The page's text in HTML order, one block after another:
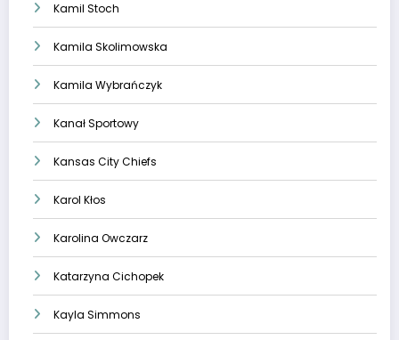
Kamil Stoch
Kamila Skolimowska
Kamila Wybrańczyk
Kanał Sportowy
Kansas City Chiefs
Karol Kłos
Karolina Owczarz
Katarzyna Cichopek
Kayla Simmons